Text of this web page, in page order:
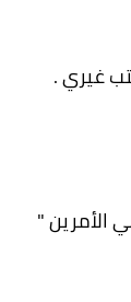
غيري .
الأمرين "